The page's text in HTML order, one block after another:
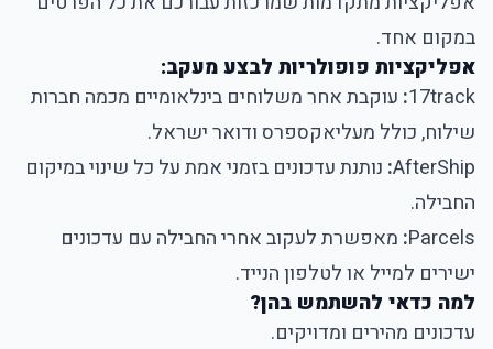
במקום אחד.
אפליקציות פופולריות לבצע מעקב:
17track
: עוקבת אחר משלוחים בינלאומיים מכמה חברות
שילוח, כולל מעליאקספרס ודואר ישראל.
AfterShip
: נותנת עדכונים בזמני אמת על כל שינוי במיקום
החבילה.
Parcels
: מאפשרת לעקוב אחרי החבילה עם עדכונים
ישירים למייל או לטלפון הנייד.
למה כדאי להשתמש בהן?
עדכונים מהירים ומדויקים.